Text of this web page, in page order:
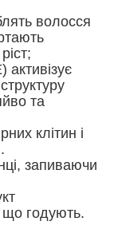
волосся
активізує
та
клітин і
запиваючи
що годують.